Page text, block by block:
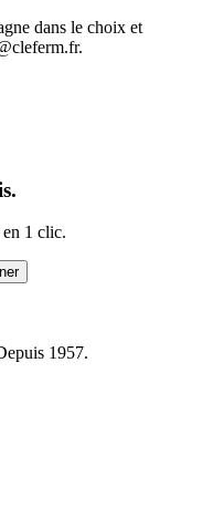
dans le choix et
en 1 clic.
1957.